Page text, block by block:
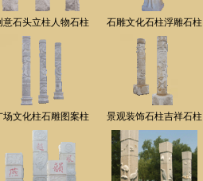
意石头立柱人物石柱 石雕文化石柱浮雕石柱
场文化柱石雕图案柱 景观装饰石柱吉祥石柱